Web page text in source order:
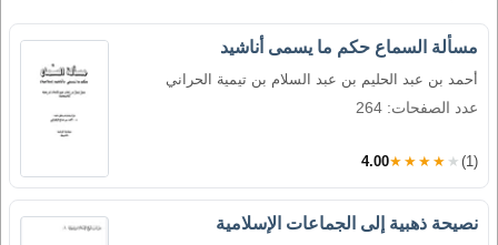
مسألة السماع حكم ما يسمى أناشيد
أحمد بن عبد الحليم بن عبد السلام بن تيمية الحراني
عدد الصفحات: 264
4.00★★★★★ (1)
نصيحة ذهبية إلى الجماعات الإسلامية